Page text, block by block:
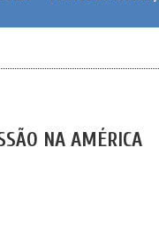
NA AMÉRICA